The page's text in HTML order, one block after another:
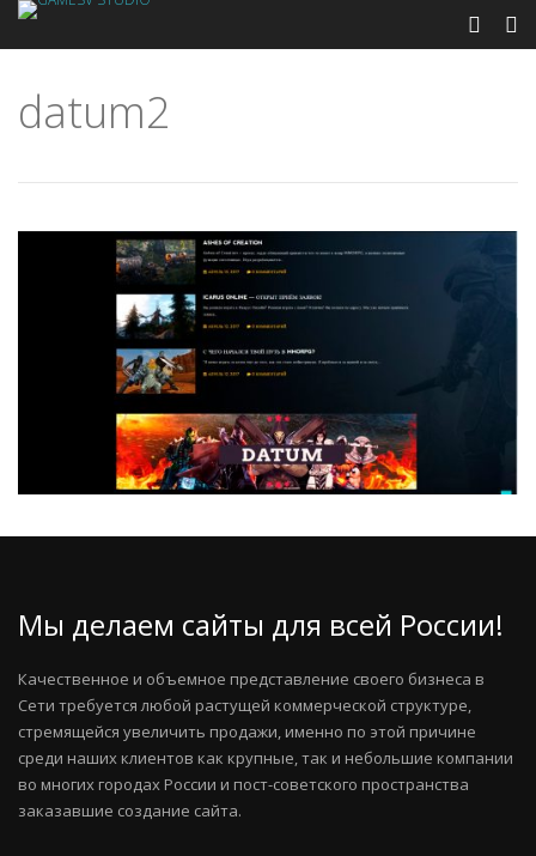
datum2
Мы делаем сайты для всей России!
Качественное и объемное представление своего бизнеса в
Сети требуется любой растущей коммерческой структуре,
стремящейся увеличить продажи, именно по этой причине
среди наших клиентов как крупные, так и небольшие компании
во многих городах России и пост-советского пространства
заказавшие создание сайта.